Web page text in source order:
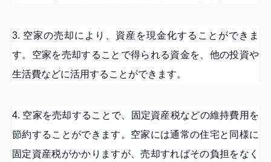
3. 空家の売却により、資産を現金化することができま
す。空家を売却することで得られる資金を、他の投資や
生活費などに活用することができます。
4. 空家を売却することで、固定資産税などの維持費用を
節約することができます。空家には通常の住宅と同様に
固定資産税がかかりますが、売却すればその負担をなく